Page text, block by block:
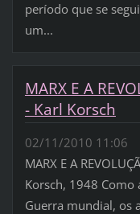
período que se
um...
MARX E A
- Karl Korsch
02/11/2010 11:06
MARX E A
Korsch, 1948 Como
Guerra mundial, os